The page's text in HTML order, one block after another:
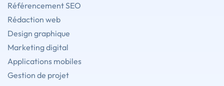
Référencement SEO
Rédaction web
Design graphique
Marketing digital
Applications mobiles
Gestion de projet